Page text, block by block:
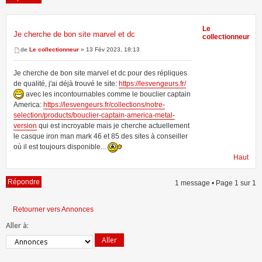
Je cherche de bon site marvel et dc
de Le collectionneur » 13 Fév 2023, 18:13
Je cherche de bon site marvel et dc pour des répliques
de qualité, j'ai déjà trouvé le site: https://lesvengeurs.fr/
avec les incontournables comme le bouclier captain
America: https://lesvengeurs.fr/collections/notre-
selection/products/bouclier-captain-america-metal-
version qui est incroyable mais je cherche actuellement
le casque iron man mark 46 et 85 des sites à conseiller
où il est toujours disponible...
Le
collectionneur
Haut
Répondre 1 message • Page 1 sur 1
Retourner vers Annonces
Aller à: